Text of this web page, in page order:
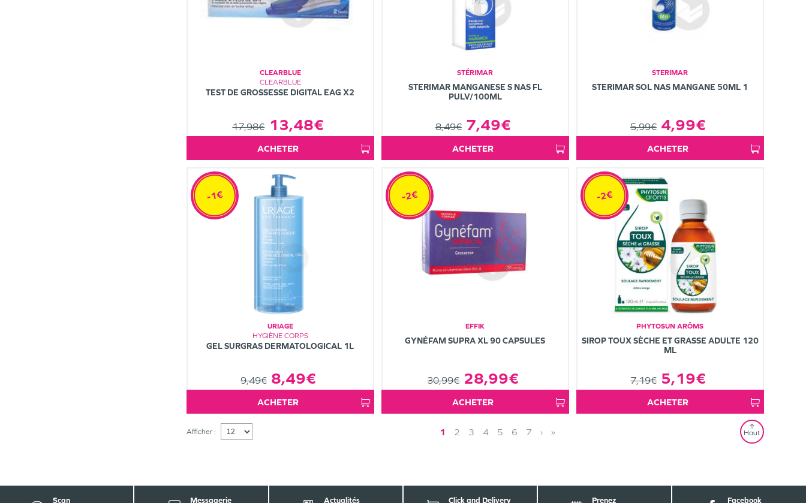
CLEARBLUE
CLEARBLUE
TEST DE GROSSESSE DIGITAL EAG X2
17,98€ 13,48€
ACHETER
STÉRIMAR
STERIMAR MANGANESE S NAS FL
PULV/100ML
8,49€ 7,49€
ACHETER
STERIMAR
STERIMAR SOL NAS MANGANE 50ML 1
5,99€ 4,99€
ACHETER
URIAGE
HYGIÈNE CORPS
GEL SURGRAS DERMATOLOGICAL 1L
9,49€ 8,49€
-1€
ACHETER
EFFIK
GYNÉFAM SUPRA XL 90 CAPSULES
30,99€ 28,99€
-2€
ACHETER
PHYTOSUN ARÔMS
SIROP TOUX SÈCHE ET GRASSE ADULTE 120
ML
7,19€ 5,19€
-2€
ACHETER
Afficher : 1 2 3 4 5 6 7 › » Haut
Scan Messagerie Actualités Click and Delivery Prenez Facebook